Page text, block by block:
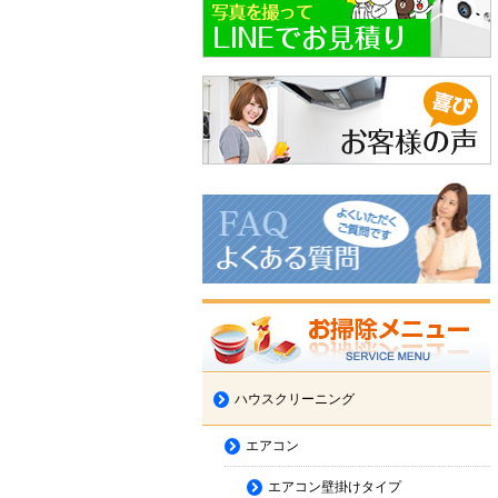
ハウスクリーニング
エアコン
エアコン壁掛けタイプ